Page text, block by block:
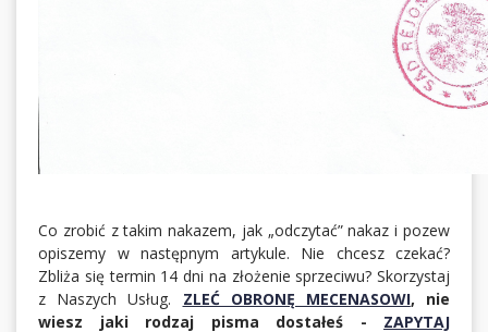
Co zrobić z takim nakazem, jak „odczytać” nakaz i pozew
opiszemy w następnym artykule. Nie chcesz czekać?
Zbliża się termin 14 dni na złożenie sprzeciwu? Skorzystaj
z Naszych Usług. ZLEĆ OBRONĘ MECENASOWI, nie
wiesz jaki rodzaj pisma dostałeś -
ZAPYTAJ